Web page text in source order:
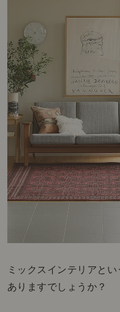
ミックスインテリアと
ありますでしょうか？